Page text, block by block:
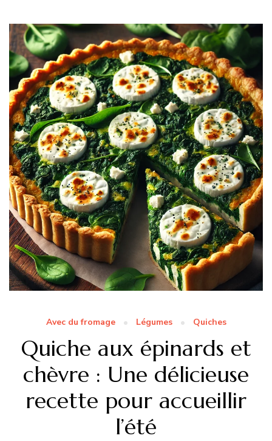
Avec du fromage Légumes Quiches
Quiche aux épinards et
chèvre : Une délicieuse
recette pour accueillir
l’été